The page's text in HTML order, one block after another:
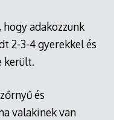
adakozzunk
2-3-4 gyerekkel és
került.
és
valakinek van